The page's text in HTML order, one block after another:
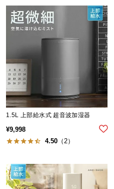
1.5L 上部給水式 超音波加湿器
¥9,998
4.50 （2）